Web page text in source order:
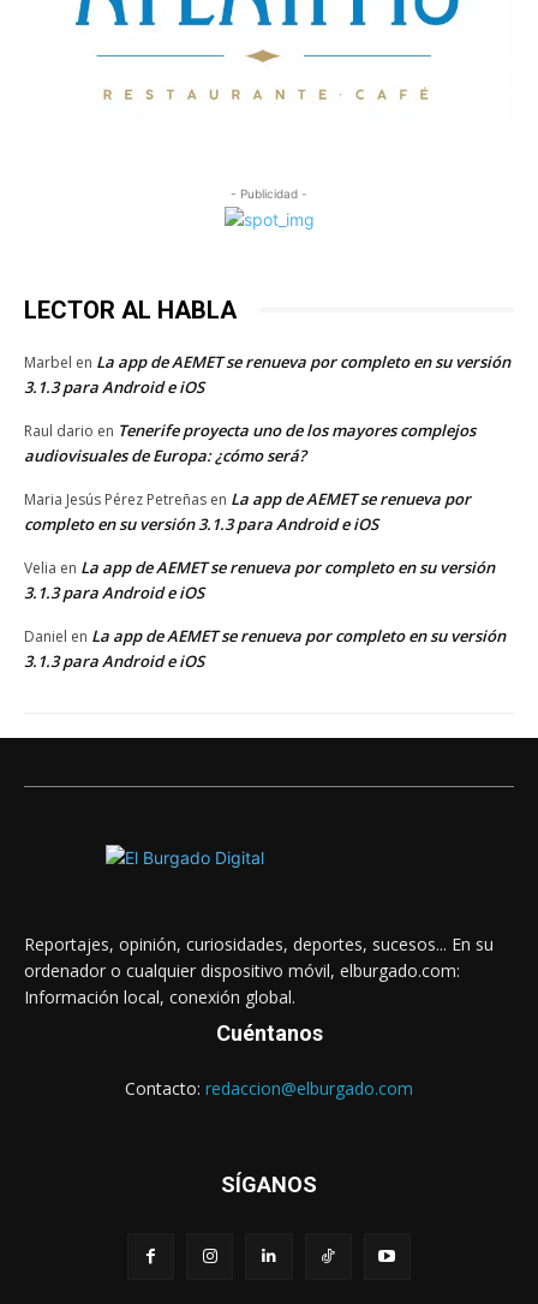
- Publicidad -
LECTOR AL HABLA
Marbel en La app de AEMET se renueva por completo en su versión
3.1.3 para Android e iOS
Raul dario en Tenerife proyecta uno de los mayores complejos
audiovisuales de Europa: ¿cómo será?
Maria Jesús Pérez Petreñas en La app de AEMET se renueva por
completo en su versión 3.1.3 para Android e iOS
Velia en La app de AEMET se renueva por completo en su versión
3.1.3 para Android e iOS
Daniel en La app de AEMET se renueva por completo en su versión
3.1.3 para Android e iOS
Reportajes, opinión, curiosidades, deportes, sucesos... En su
ordenador o cualquier dispositivo móvil, elburgado.com:
Información local, conexión global.
Cuéntanos
Contacto: redaccion@elburgado.com
SÍGANOS